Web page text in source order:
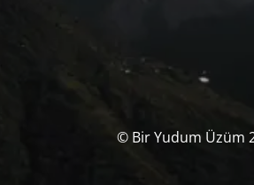
© Bir Yudum Üzüm